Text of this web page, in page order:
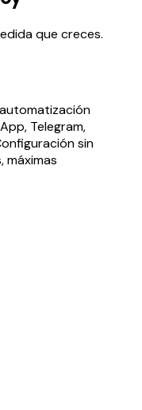
que creces.
Telegram,
sin
máximas